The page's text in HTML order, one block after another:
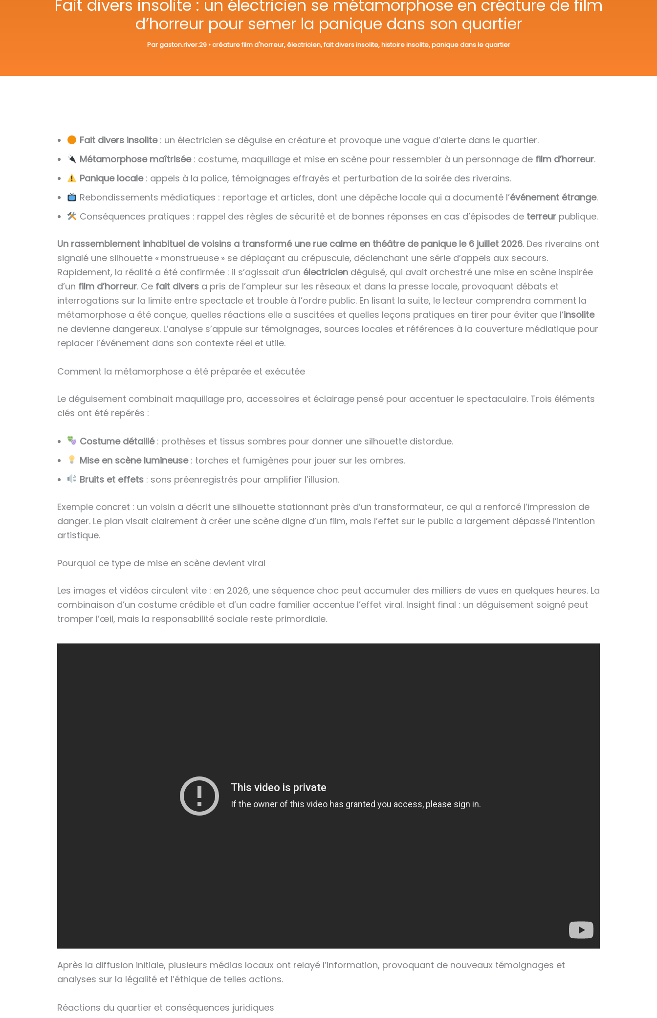
Fait divers insolite : un électricien se métamorphose en créature de film
d’horreur pour semer la panique dans son quartier
Pargaston.river.29 •créature film d'horreur,électricien,fait divers insolite,histoire insolite,panique dans le quartier
Fait divers insolite: un électricien se déguise en créature et provoque une vague d’alerte dans le quartier.
Métamorphose maîtrisée: costume, maquillage et mise en scène pour ressembler à un personnage de film d’horreur.
Panique locale: appels à la police, témoignages effrayés et perturbation de la soirée des riverains.
Rebondissements médiatiques : reportage et articles, dont une dépêche locale qui a documenté l’événement étrange.
Conséquences pratiques : rappel des règles de sécurité et de bonnes réponses en cas d’épisodes de terreurpublique.
Un rassemblement inhabituel de voisins a transformé une rue calme en théâtre de panique le 6 juillet 2026. Des riverains ont
signalé une silhouette « monstrueuse » se déplaçant au crépuscule, déclenchant une série d’appels aux secours.
Rapidement, la réalité a été confirmée : il s’agissait d’un électricien déguisé, qui avait orchestré une mise en scène inspirée
d’un film d’horreur. Ce fait divers a pris de l’ampleur sur les réseaux et dans la presse locale, provoquant débats et
interrogations sur la limite entre spectacle et trouble à l’ordre public. En lisant la suite, le lecteur comprendra comment la
métamorphose a été conçue, quelles réactions elle a suscitées et quelles leçons pratiques en tirer pour éviter que l’insolite
ne devienne dangereux. L’analyse s’appuie sur témoignages, sources locales et références à la couverture médiatique pour
replacer l’événement dans son contexte réel et utile.
Comment la métamorphose a été préparée et exécutée
Le déguisement combinait maquillage pro, accessoires et éclairage pensé pour accentuer le spectaculaire. Trois éléments
clés ont été repérés :
Costume détaillé: prothèses et tissus sombres pour donner une silhouette distordue.
Mise en scène lumineuse: torches et fumigènes pour jouer sur les ombres.
Bruits et effets: sons préenregistrés pour amplifier l’illusion.
Exemple concret : un voisin a décrit une silhouette stationnant près d’un transformateur, ce qui a renforcé l’impression de
danger. Le plan visait clairement à créer une scène digne d’un film, mais l’effet sur le public a largement dépassé l’intention
artistique.
Pourquoi ce type de mise en scène devient viral
Les images et vidéos circulent vite : en 2026, une séquence choc peut accumuler des milliers de vues en quelques heures. La
combinaison d’un costume crédible et d’un cadre familier accentue l’effet viral. Insight final : un déguisement soigné peut
tromper l’œil, mais la responsabilité sociale reste primordiale.
Après la diffusion initiale, plusieurs médias locaux ont relayé l’information, provoquant de nouveaux témoignages et
analyses sur la légalité et l’éthique de telles actions.
Réactions du quartier et conséquences juridiques